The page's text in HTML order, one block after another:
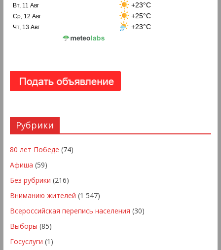
Вт, 11 Авг +23°C
Ср, 12 Авг +25°C
Чт, 13 Авг +23°C
Рубрики
80 лет Победе (74)
Афиша (59)
Без рубрики (216)
Вниманию жителей (1 547)
Всероссийская перепись населения (30)
Выборы (85)
Госуслуги (1)